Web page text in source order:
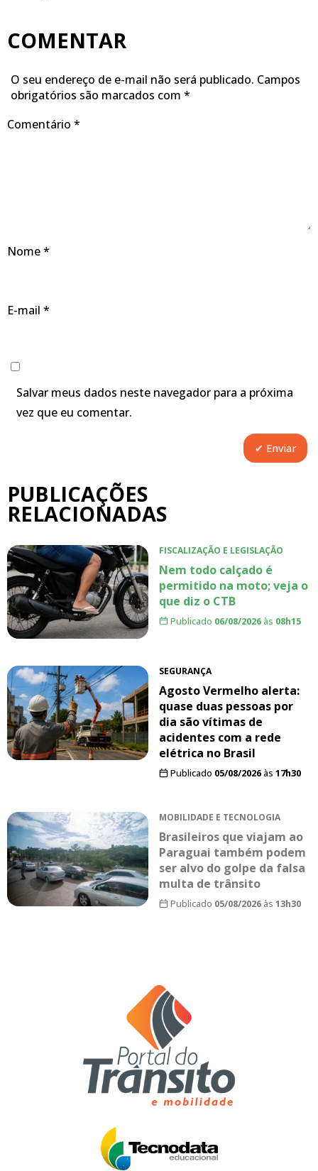
COMENTAR
O seu endereço de e-mail não será publicado. Campos
obrigatórios são marcados com *
Comentário *
Nome*
E-mail *
Salvar meus dados neste navegador para a próxima
vez que eu comentar.
PUBLICAÇÕES
RELACIONADAS
FISCALIZAÇÃO E LEGISLAÇÃO
Nem todo calçado é
permitido na moto; veja o
que diz o CTB
Publicado 06/08/2026às 08h15
SEGURANÇA
Agosto Vermelho alerta:
quase duas pessoas por
dia são vítimas de
acidentes com a rede
elétrica no Brasil
Publicado 05/08/2026às 17h30
MOBILIDADE E TECNOLOGIA
Brasileiros que viajam ao
Paraguai também podem
ser alvo do golpe da falsa
multa de trânsito
Publicado 05/08/2026às 13h30